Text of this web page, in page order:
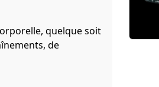
quelque soit
de